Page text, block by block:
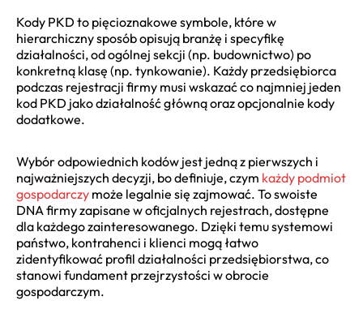
Kody PKD to pięcioznakowe symbole, które w
hierarchiczny sposób opisują branżę i specyfikę
działalności, od ogólnej sekcji (np. budownictwo) po
konkretną klasę (np. tynkowanie). Każdy przedsiębiorca
podczas rejestracji firmy musi wskazać co najmniej jeden
kod PKD jako działalność główną oraz opcjonalnie kody
dodatkowe.
Wybór odpowiednich kodów jest jedną z pierwszych i
najważniejszych decyzji, bo definiuje, czym każdy podmiot
gospodarczy może legalnie się zajmować. To swoiste
DNA firmy zapisane w oficjalnych rejestrach, dostępne
dla każdego zainteresowanego. Dzięki temu systemowi
państwo, kontrahenci i klienci mogą łatwo
zidentyfikować profil działalności przedsiębiorstwa, co
stanowi fundament przejrzystości w obrocie
gospodarczym.